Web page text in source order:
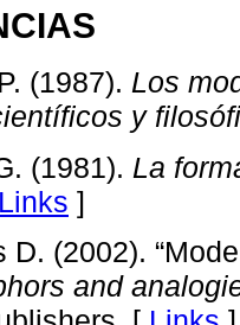
(1987). Los
y
(1981). La
Links ]
D. (2002).
and